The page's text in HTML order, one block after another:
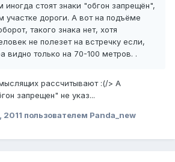
стоят знаки "обгон запрещён",
участке дороги. А вот на подъёме
такого знака нет, хотя
не полезет на встречку если,
видно только на 70-100 метров. .
рассчитывают :(/> А
запрещен" не указ...
2011 пользователем Panda_new